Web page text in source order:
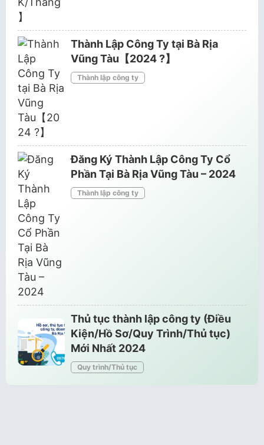
Thành Lập Công Ty tại Bà Rịa
Vũng Tàu【2024 ?️】
Thành lập công ty
Đăng Ký Thành Lập Công Ty Cổ
Phần Tại Bà Rịa Vũng Tàu – 2024
Thành lập công ty
Thủ tục thành lập công ty (Điều
Kiện/Hồ Sơ/Quy Trình/Thủ tục)
Mới Nhất 2024
Quy trình/Thủ tục